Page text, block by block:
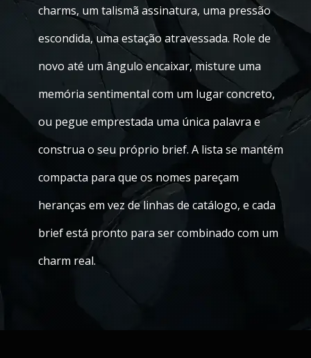
charms, um talismã assinatura, uma pressão
escondida, uma estação atravessada. Role de
novo até um ângulo encaixar, misture uma
memória sentimental com um lugar concreto,
ou pegue emprestada uma única palavra e
construa o seu próprio brief. A lista se mantém
compacta para que os nomes pareçam
heranças em vez de linhas de catálogo, e cada
brief está pronto para ser combinado com um
charm real.